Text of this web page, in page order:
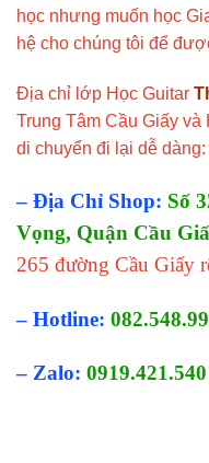
học nhưng muốn học
hệ cho chúng tôi để
Địa chỉ lớp Học Guitar
Trung Tâm Cầu Giấy
di chuyển đi lại dễ dàng:
– Địa Chỉ Shop: Số
Vọng, Quận Cầu
265 đường Cầu Giấy
– Hotline:
– Zalo: 0919.421.540